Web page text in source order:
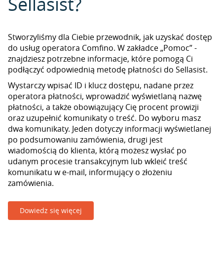
Stworzyliśmy dla Ciebie przewodnik, jak uzyskać dostęp
do usług operatora Comfino. W zakładce „Pomoc” -
znajdziesz potrzebne informacje, które pomogą Ci
podłączyć odpowiednią metodę płatności do Sellasist.
Wystarczy wpisać ID i klucz dostępu, nadane przez
operatora płatności, wprowadzić wyświetlaną nazwę
płatności, a także obowiązujący Cię procent prowizji
oraz uzupełnić komunikaty o treść. Do wyboru masz
dwa komunikaty. Jeden dotyczy informacji wyświetlanej
po podsumowaniu zamówienia, drugi jest
wiadomością do klienta, którą możesz wysłać po
udanym procesie transakcyjnym lub wkleić treść
komunikatu w e-mail, informujący o złożeniu
zamówienia.
Dowiedz się więcej